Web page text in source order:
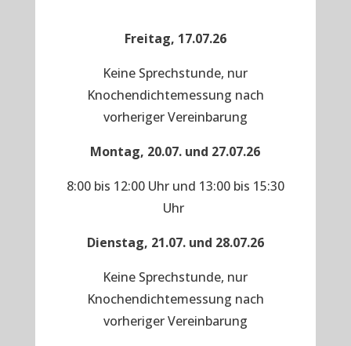
Freitag, 17.07.26
Keine Sprechstunde, nur
Knochendichtemessung nach
vorheriger Vereinbarung
Montag, 20.07. und 27.07.26
8:00 bis 12:00 Uhr und 13:00 bis 15:30
Uhr
Dienstag, 21.07. und 28.07.26
Keine Sprechstunde, nur
Knochendichtemessung nach
vorheriger Vereinbarung